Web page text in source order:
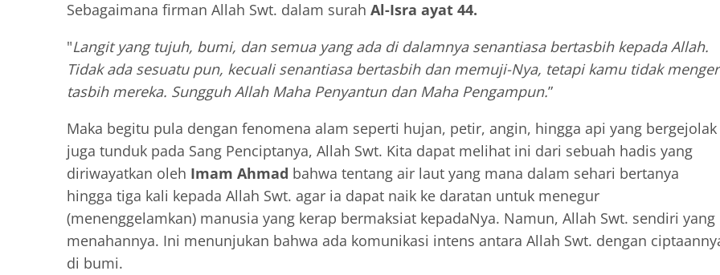
Sebagaimana firman Allah Swt. dalam surah Al-Isra ayat 44.
"Langit yang tujuh, bumi, dan semua yang ada di dalamnya senantiasa bertasbih kepada Allah.
Tidak ada sesuatu pun, kecuali senantiasa bertasbih dan memuji-Nya, tetapi kamu tidak
tasbih mereka. Sungguh Allah Maha Penyantun dan Maha Pengampun.”
Maka begitu pula dengan fenomena alam seperti hujan, petir, angin, hingga api yang bergejolak
juga tunduk pada Sang Penciptanya, Allah Swt. Kita dapat melihat ini dari sebuah hadis yang
diriwayatkan oleh Imam Ahmad bahwa tentang air laut yang mana dalam sehari bertanya
hingga tiga kali kepada Allah Swt. agar ia dapat naik ke daratan untuk menegur
(menenggelamkan) manusia yang kerap bermaksiat kepadaNya. Namun, Allah Swt. sendiri yang
menahannya. Ini menunjukan bahwa ada komunikasi intens antara Allah Swt. dengan
di bumi.